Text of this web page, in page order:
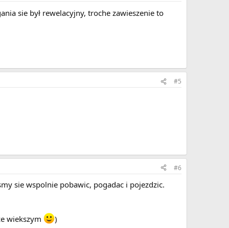
sie był rewelacyjny, troche zawieszenie to
#5
#6
sie wspolnie pobawic, pogadac i pojezdzic.
wiekszym )